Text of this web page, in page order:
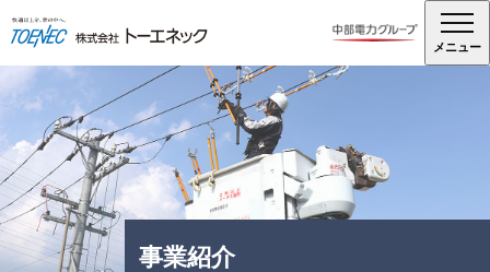
メニュー
事業紹介